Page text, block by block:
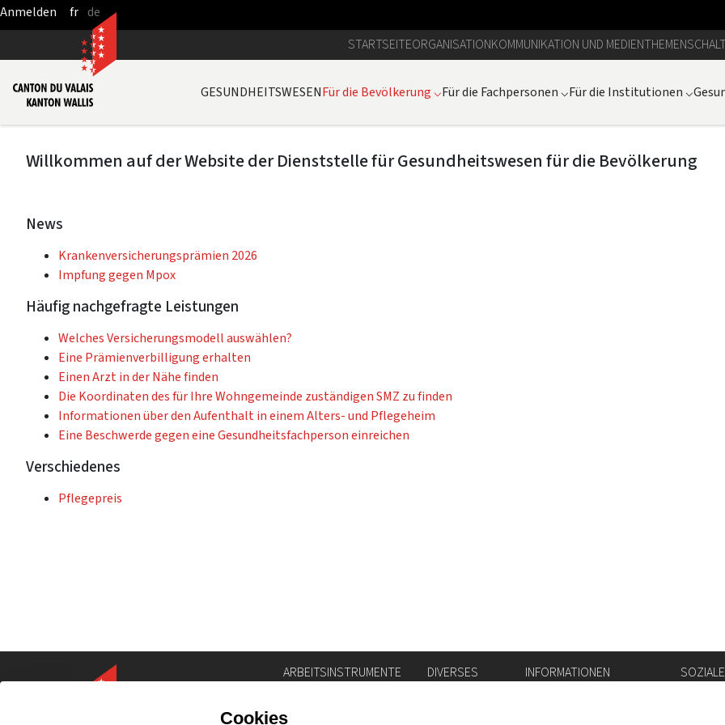
Zum Hauptinhalt springen
fr de
STARTSEITEORGANISATIONKOMMUNIKATION UND MEDIENTHEMEN
GESUNDHEITSWESENFür die Bevölkerung ⌵Für die Fachpersonen ⌵Für die Institutionen ⌵
Willkommen auf der Website der Dienststelle für Gesundheitswesen für die Bevölkerung
News
Krankenversicherungsprämien 2026
Impfung gegen Mpox
Häufig nachgefragte Leistungen
Welches Versicherungsmodell auswählen?
Eine Prämienverbilligung erhalten
Einen Arzt in der Nähe finden
Die Koordinaten des für Ihre Wohngemeinde zuständigen SMZ zu finden
Informationen über den Aufenthalt in einem Alters- und Pflegeheim
Eine Beschwerde gegen eine Gesundheitsfachperson einreichen
Verschiedenes
Pflegepreis
ARBEITSINSTRUMENTE
Geoportal
DIVERSES
INFORMATIONEN